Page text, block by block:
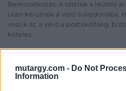
mutargy.com - Do Not
Information
Bemutatkozás: A tételek a leütési
után kerülnek a vevő tulajdonába.
veszik át, a vevő a postaköltség,
köteles.